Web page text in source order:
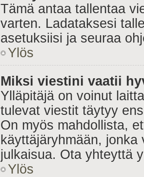
Tämä antaa tallentaa
varten. Ladataksesi
asetuksiisi ja seuraa
Ylös
Miksi viestini vaatii
Ylläpitäjä on voinut
tulevat viestit täytyy
On myös mahdollista,
käyttäjäryhmään,
julkaisua. Ota yhteyttä
Ylös